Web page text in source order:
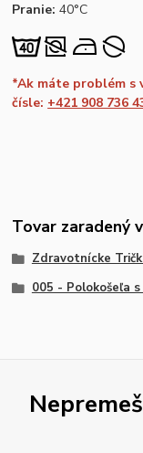
Pranie:40°C
*Ak máte problém
čísle: +421 908 736
Tovar zaradený
Zdravotnícke
005 - Polokošeľa